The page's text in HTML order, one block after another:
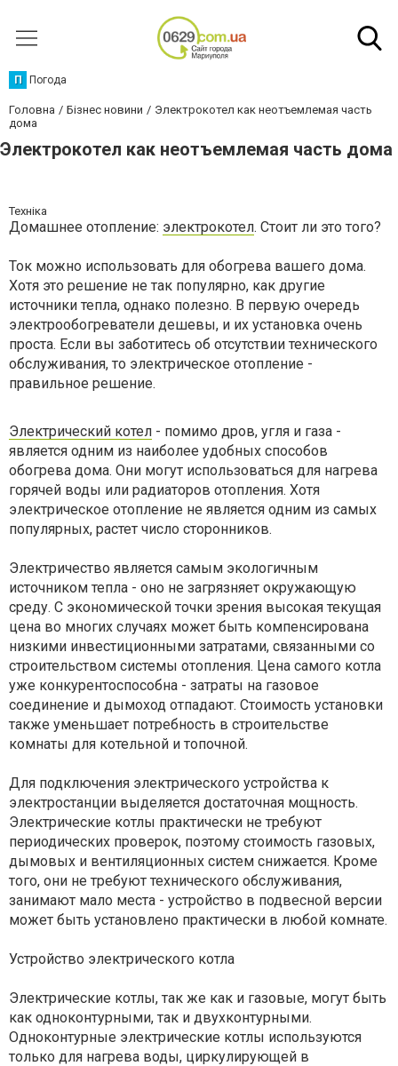
П Погода
Головна Бізнес новини
Электрокотел как неотъемлемая часть
дома
Электрокотел как неотъемлемая часть дома
Техніка
Домашнее отопление: электрокотел. Стоит ли это того?
Ток можно использовать для обогрева вашего дома.
Хотя это решение не так популярно, как другие
источники тепла, однако полезно. В первую очередь
электрообогреватели дешевы, и их установка очень
проста. Если вы заботитесь об отсутствии технического
обслуживания, то электрическое отопление -
правильное решение.
Электрический котел - помимо дров, угля и газа -
является одним из наиболее удобных способов
обогрева дома. Они могут использоваться для нагрева
горячей воды или радиаторов отопления. Хотя
электрическое отопление не является одним из самых
популярных, растет число сторонников.
Электричество является самым экологичным
источником тепла - оно не загрязняет окружающую
среду. С экономической точки зрения высокая текущая
цена во многих случаях может быть компенсирована
низкими инвестиционными затратами, связанными со
строительством системы отопления. Цена самого котла
уже конкурентоспособна - затраты на газовое
соединение и дымоход отпадают. Стоимость установки
также уменьшает потребность в строительстве
комнаты для котельной и топочной.
Для подключения электрического устройства к
электростанции выделяется достаточная мощность.
Электрические котлы практически не требуют
периодических проверок, поэтому стоимость газовых,
дымовых и вентиляционных систем снижается. Кроме
того, они не требуют технического обслуживания,
занимают мало места - устройство в подвесной версии
может быть установлено практически в любой комнате.
Устройство электрического котла
Электрические котлы, так же как и газовые, могут быть
как одноконтурными, так и двухконтурными.
Одноконтурные электрические котлы используются
только для нагрева воды, циркулирующей в